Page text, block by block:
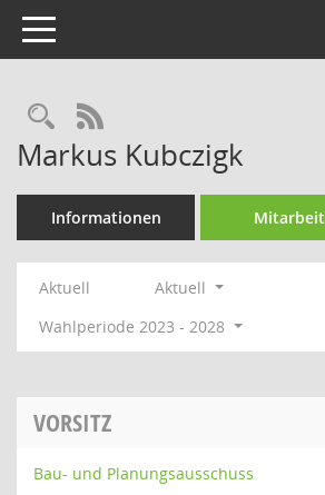
Toggle navigation
Rechercheauswahl
RSS-Feed
Markus Kubczigk
Informationen Mitarbeit
Aktuell
Aktuell
Wahlperiode 2023 - 2028
VORSITZ
Bau- und Planungsausschuss